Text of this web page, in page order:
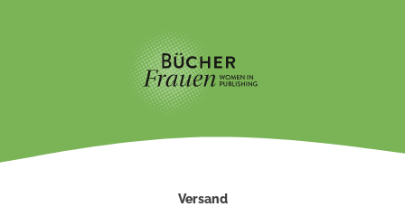
Versand